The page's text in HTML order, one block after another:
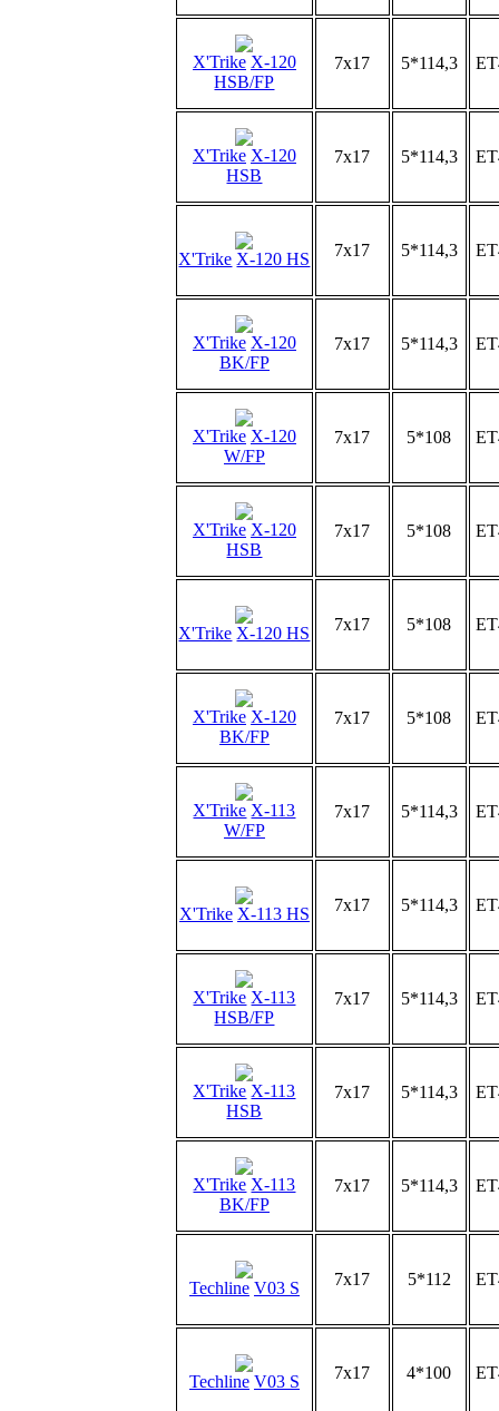
X'Trike X-120
HSB/FP
7x17 5*114,3
X'Trike X-120
HSB
7x17 5*114,3
X'Trike X-120 HS 7x17 5*114,3
X'Trike X-120
BK/FP
7x17 5*114,3
X'Trike X-120
W/FP
7x17 5*108
X'Trike X-120
HSB
7x17 5*108
X'Trike X-120 HS 7x17 5*108
X'Trike X-120
BK/FP
7x17 5*108
X'Trike X-113
W/FP
7x17 5*114,3
X'Trike X-113 HS 7x17 5*114,3
X'Trike X-113
HSB/FP
7x17 5*114,3
X'Trike X-113
HSB
7x17 5*114,3
X'Trike X-113
BK/FP
7x17 5*114,3
Techline V03 S 7x17 5*112
Techline V03 S 7x17 4*100